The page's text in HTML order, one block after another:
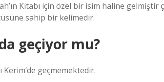
Kitabı için özel bir isim haline
sahip bir kelimedir.
geçiyor mu?
Kerim’de geçmemektedir.